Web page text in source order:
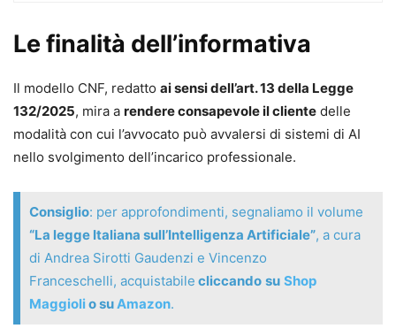
richieste efficaci, capire come “nasce” una
risposta e usare l’AI con maggiore controllo
Riduci rischi ed errori:
focus su allucinazioni,
bias, finestra di contesto e tecniche pratiche di
mitigazione (con regole operative)
Costruisci un workflow, non un trucco:
Tecniche di scrittura con l’AI:prompt di
redazione, dialogo iterativo, revisione assistita e
casi pratici per arrivare a testi finali migliori
Ricerca e verifica delle fonti:livelli di ricerca,
strumenti e approcci per trovare, controllare e
Le finalità dell’informativa
Il modello CNF, redatto ai sensi dell’art. 13 della Legge
132/2025, mira a rendere consapevole il cliente delle
modalità con cui l’avvocato può avvalersi di sistemi di AI
nello svolgimento dell’incarico professionale.
Consiglio: per approfondimenti, segnaliamo il volume
“La legge Italiana sull’Intelligenza Artificiale”, a cura
di Andrea Sirotti Gaudenzi e Vincenzo
Franceschelli, acquistabile cliccando su Shop
Maggiolio suAmazon.